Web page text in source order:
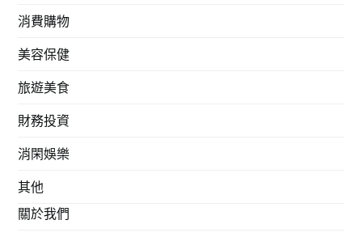
消費購物
美容保健
旅遊美食
財務投資
消閑娛樂
其他
關於我們